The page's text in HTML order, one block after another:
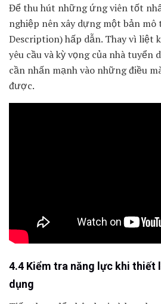
Để thu hút những ứng viên tốt
nghiệp nên xây dựng một bản mô
Description) hấp dẫn. Thay vì liệt
yêu cầu và kỳ vọng của nhà tuyển
cần nhấn mạnh vào những điều
được.
4.4 Kiểm tra năng lực khi thiết
dụng